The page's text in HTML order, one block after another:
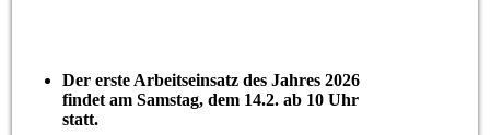
Der erste Arbeitseinsatz des Jahres 2026
findet am Samstag, dem 14.2. ab 10 Uhr
statt.